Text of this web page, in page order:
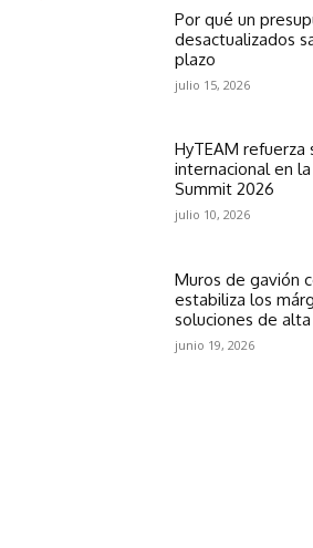
Por qué un
desactualizados
plazo
julio 15, 2026
HyTEAM refuerza
internacional en
Summit 2026
julio 10, 2026
Muros de gavión
estabiliza los
soluciones de
junio 19, 2026